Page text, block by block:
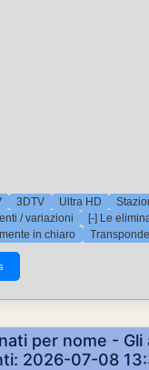
3DTV Ultra HD
/ variazioni
[-] Le
in chiaro
per nome -
2026-07-08